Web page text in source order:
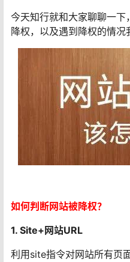
今天知行就和大家聊聊一
降权，以及遇到降权的情况
如何判断网站被降权？
1. Site+网站URL
利用site指令对网站所有页